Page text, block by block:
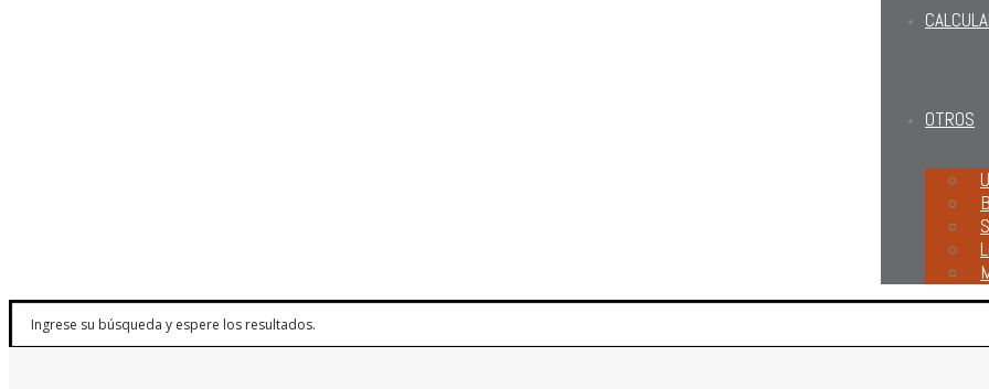
OTROS